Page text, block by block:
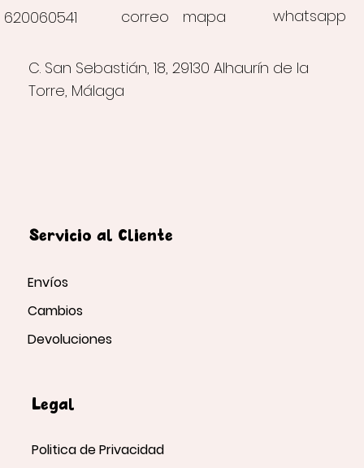
correo
620060541 whatsapp
C. San Sebastián, 18, 29130 Alhaurín de la
Torre, Málaga
mapa
Servicio al Cliente
Envíos
Cambios
Devoluciones
Legal
Politica de Privacidad